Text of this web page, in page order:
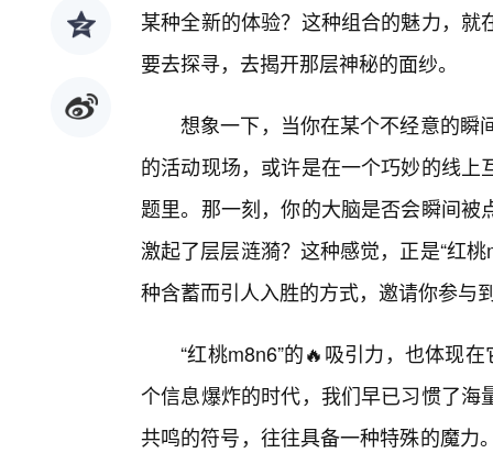
某种全新的体验？这种组合的魅力，
要去探寻，去揭开那层神秘的面纱。
想象一下，当你在某个不经意的
的活动现场，或许是在一个巧妙的线
题里。那一刻，你的大脑是否会瞬间
激起了层层涟漪？这种感觉，正是“红
种含蓄而引人入胜的方式，邀请你参与
“红桃m8n6”的🔥吸引力，也体现
个信息爆炸的时代，我们早已习惯了
共鸣的符号，往往具备一种特殊的魔力